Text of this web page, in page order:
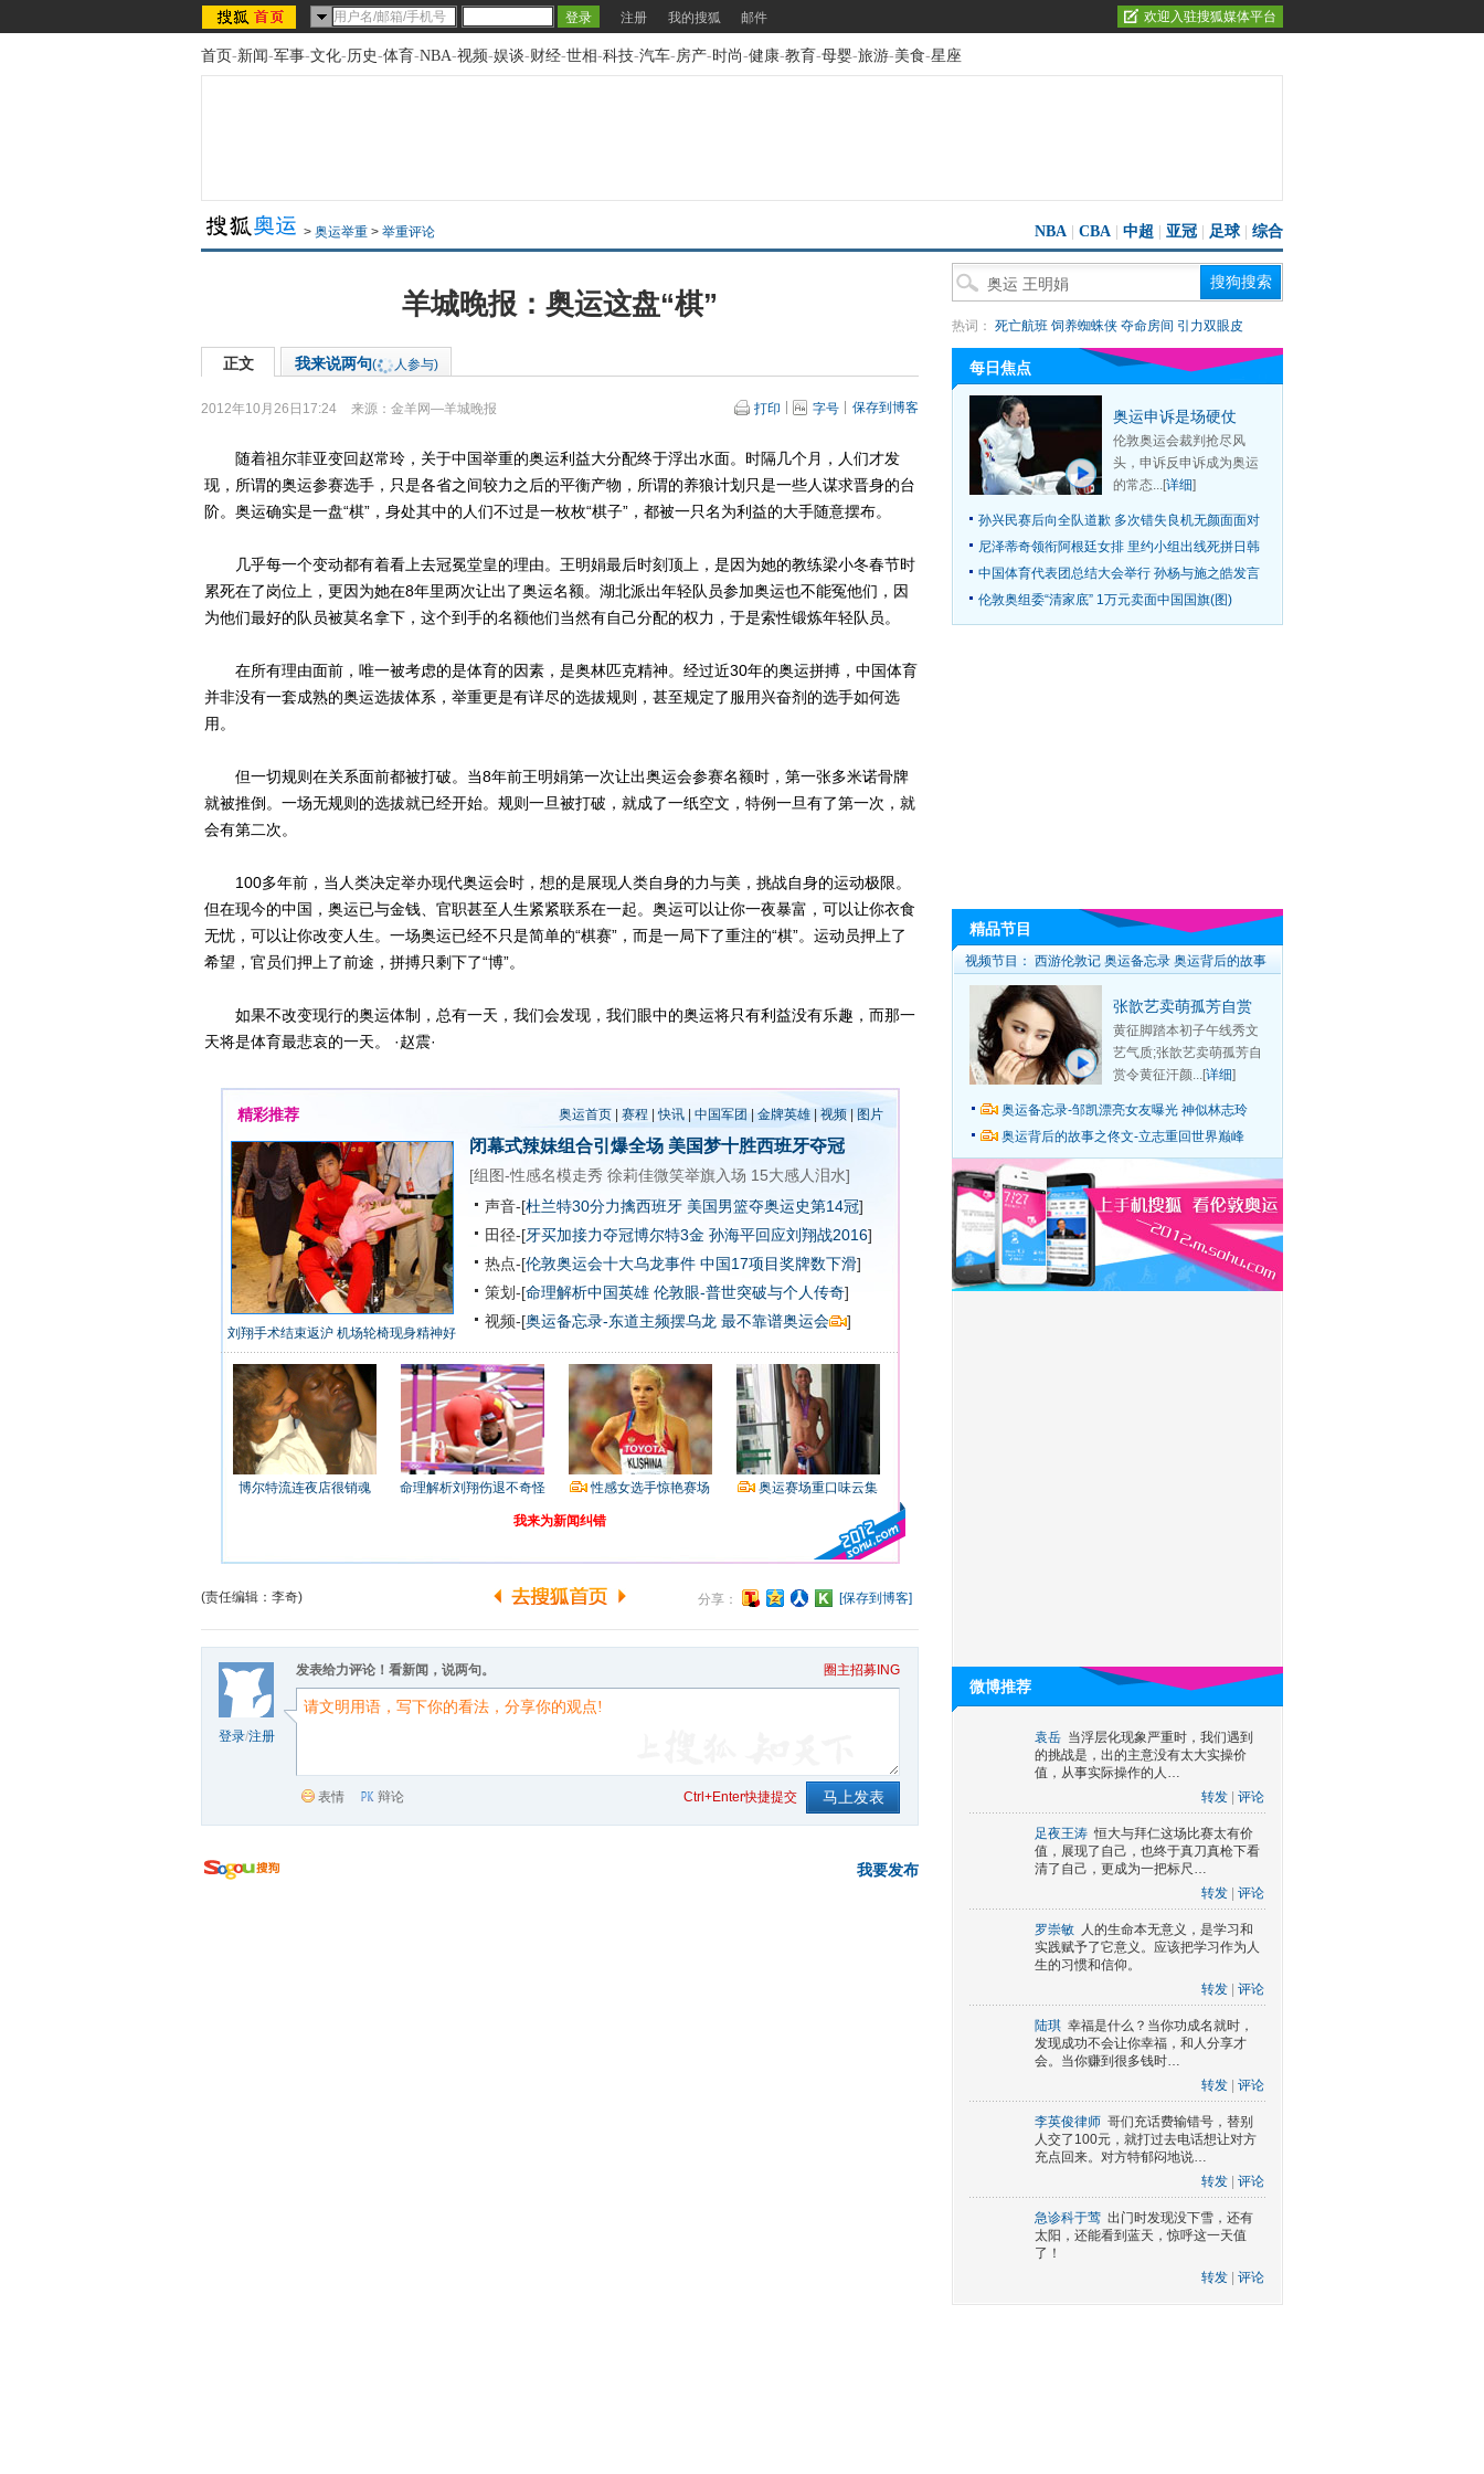
注册 我的搜狐 邮件 欢迎入驻搜狐媒体平台
首页-新闻-军事-文化-历史-体育-NBA-视频-娱谈-财经-世相-科技-汽车-房产-时尚-健康-教育-母婴-旅游-美食-星座
> 奥运举重 > 举重评论 NBA CBA 中超 亚冠 足球| 综合
羊城晚报：奥运这盘“棋”
正文 我来说两句( 人参与)
2012年10月26日17:24 来源： 金羊网—羊城晚报 打印 字号 保存到博客
随着祖尔菲亚变回赵常玲，关于中国举重的奥运利益大分配终于浮出水面。时隔几个月，人们才发
现，所谓的奥运参赛选手，只是各省之间较力之后的平衡产物，所谓的养狼计划只是一些人谋求晋身的台
阶。奥运确实是一盘“棋”，身处其中的人们不过是一枚枚“棋子”，都被一只名为利益的大手随意摆布。
几乎每一个变动都有着看上去冠冕堂皇的理由。王明娟最后时刻顶上，是因为她的教练梁小冬春节时
累死在了岗位上，更因为她在8年里两次让出了奥运名额。湖北派出年轻队员参加奥运也不能冤他们，因
为他们最好的队员被莫名拿下，这个到手的名额他们当然有自己分配的权力，于是索性锻炼年轻队员。
在所有理由面前，唯一被考虑的是体育的因素，是奥林匹克精神。经过近30年的奥运拼搏，中国体育
并非没有一套成熟的奥运选拔体系，举重更是有详尽的选拔规则，甚至规定了服用兴奋剂的选手如何选
用。
但一切规则在关系面前都被打破。当8年前王明娟第一次让出奥运会参赛名额时，第一张多米诺骨牌
就被推倒。一场无规则的选拔就已经开始。规则一旦被打破，就成了一纸空文，特例一旦有了第一次，就
会有第二次。
100多年前，当人类决定举办现代奥运会时，想的是展现人类自身的力与美，挑战自身的运动极限。
但在现今的中国，奥运已与金钱、官职甚至人生紧紧联系在一起。奥运可以让你一夜暴富，可以让你衣食
无忧，可以让你改变人生。一场奥运已经不只是简单的“棋赛”，而是一局下了重注的“棋”。运动员押上了
希望，官员们押上了前途，拼搏只剩下了“博”。
如果不改变现行的奥运体制，总有一天，我们会发现，我们眼中的奥运将只有利益没有乐趣，而那一
天将是体育最悲哀的一天。 ·赵震·
精彩推荐 奥运首页| 赛程 |快讯| 中国军团| 金牌英雄| 视频| 图片
刘翔手术结束返沪 机场轮椅现身精神好
闭幕式辣妹组合引爆全场 美国梦十胜西班牙夺冠
[组图-性感名模走秀 徐莉佳微笑举旗入场 15大感人泪水]
声音-[杜兰特30分力擒西班牙 美国男篮夺奥运史第14冠]
田径-[牙买加接力夺冠博尔特3金 孙海平回应刘翔战2016]
热点-[伦敦奥运会十大乌龙事件 中国17项目奖牌数下滑]
策划-[命理解析中国英雄 伦敦眼-普世突破与个人传奇]
视频-[奥运备忘录-东道主频摆乌龙 最不靠谱奥运会 ]
博尔特流连夜店很销魂 命理解析刘翔伤退不奇怪 性感女选手惊艳赛场 奥运赛场重口味云集
我来为新闻纠错
(责任编辑：李奇) 分享： [保存到博客]
登录/注册
发表给力评论！看新闻，说两句。 圈主招募ING
表情 辩论 Ctrl+Enter快捷提交
我要发布
热词： 死亡航班 饲养蜘蛛侠 夺命房间 引力双眼皮
每日焦点
奥运申诉是场硬仗
伦敦奥运会裁判抢尽风
头，申诉反申诉成为奥运
的常态...[详细]
孙兴民赛后向全队道歉 多次错失良机无颜面面对
尼泽蒂奇领衔阿根廷女排 里约小组出线死拼日韩
中国体育代表团总结大会举行 孙杨与施之皓发言
伦敦奥组委“清家底” 1万元卖面中国国旗(图)
精品节目
视频节目： 西游伦敦记 奥运备忘录 奥运背后的故事
张歆艺卖萌孤芳自赏
黄征脚踏本初子午线秀文
艺气质;张歆艺卖萌孤芳自
赏令黄征汗颜...[详细]
奥运备忘录-邹凯漂亮女友曝光 神似林志玲
奥运背后的故事之佟文-立志重回世界巅峰
微博推荐
袁岳 当浮层化现象严重时，我们遇到
的挑战是，出的主意没有太大实操价
值，从事实际操作的人…
转发
评论
足夜王涛 恒大与拜仁这场比赛太有价
值，展现了自己，也终于真刀真枪下看
清了自己，更成为一把标尺…
转发
评论
罗崇敏 人的生命本无意义，是学习和
实践赋予了它意义。应该把学习作为人
生的习惯和信仰。
转发
评论
陆琪 幸福是什么？当你功成名就时，
发现成功不会让你幸福，和人分享才
会。当你赚到很多钱时…
转发
评论
李英俊律师 哥们充话费输错号，替别
人交了100元，就打过去电话想让对方
充点回来。对方特郁闷地说…
转发
评论
急诊科于莺 出门时发现没下雪，还有
太阳，还能看到蓝天，惊呼这一天值
了！
转发
评论